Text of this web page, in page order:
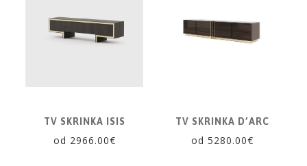
TV SKRINKA ISIS
od 2966.00€
TV SKRINKA D’ARC
od 5280.00€